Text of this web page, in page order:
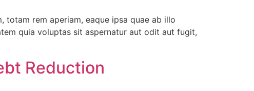
totam rem aperiam, eaque ipsa quae ab illo
quia voluptas sit aspernatur aut odit aut fugit,
Reduction